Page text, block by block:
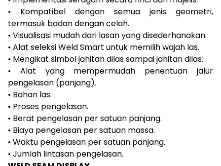
• Kompatibel dengan semua jenis geometri,
termasuk badan dengan celah.
• Visualisasi mudah dari lasan yang disederhanakan.
• Alat seleksi Weld Smart untuk memilih wajah las.
• Mengikat simbol jahitan dilas sampai jahitan dilas.
• Alat yang mempermudah penentuan jalur
pengelasan (panjang).
• Bahan las.
• Proses pengelasan.
• Berat pengelasan per satuan panjang.
• Biaya pengelasan per satuan massa.
• Waktu pengelasan per satuan panjang.
• Jumlah lintasan pengelasan.